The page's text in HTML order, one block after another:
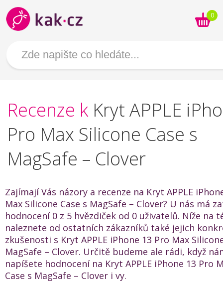
0
Recenze k Kryt APPLE
Pro Max Silicone Case s
MagSafe – Clover
Zajímají Vás názory a recenze na Kryt APPLE
Max Silicone Case s MagSafe – Clover? U nás má
hodnocení 0 z 5 hvězdiček od 0 uživatelů. Níže na
naleznete od ostatních zákazníků také jejich
zkušenosti s Kryt APPLE iPhone 13 Pro Max
MagSafe – Clover. Určitě budeme ale rádi, když
napíšete hodnocení na Kryt APPLE iPhone 13 Pro
Case s MagSafe – Clover i vy.